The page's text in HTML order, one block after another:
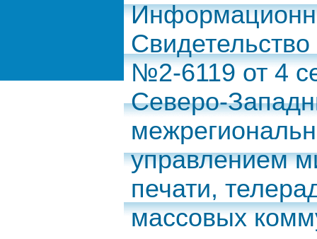
№2-6119 от 4
Северо-
управлением
печати,
массовых